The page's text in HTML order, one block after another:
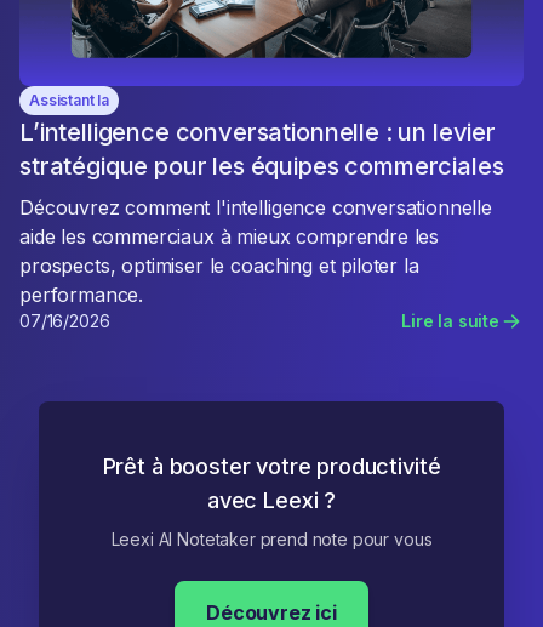
Assistant Ia
L’intelligence conversationnelle : un levier
stratégique pour les équipes commerciales
Découvrez comment l'intelligence conversationnelle
aide les commerciaux à mieux comprendre les
prospects, optimiser le coaching et piloter la
performance.
07/16/2026 Lire la suite
Prêt à booster votre productivité
avec Leexi ?
Leexi AI Notetaker prend note pour vous
Découvrez ici